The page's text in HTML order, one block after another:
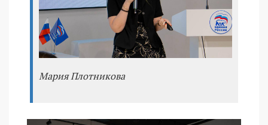
Мария Плотникова